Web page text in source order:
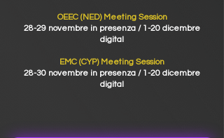
OEEC (NED) Meeting Session
28-29 novembre in presenza / 1-20 dicembre
digital
EMC (CYP) Meeting Session
28-30 novembre in presenza / 1-20 dicembre
digital